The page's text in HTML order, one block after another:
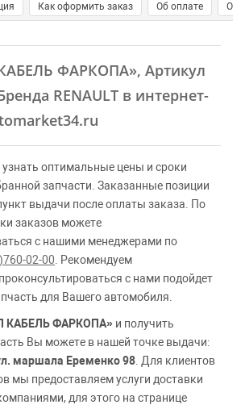
Как оформить заказ Об оплате О
ФАРКОПА», Артикул
RENAULT в интернет-
оптимальные цены и сроки
запчасти. Заказанные позиции
выдачи после оплаты заказа. По
заказов можете
с нашими менеджерами по
02-00 . Рекомендуем
с нами подойдет
для Вашего автомобиля.
КАБЕЛЬ ФАРКОПА» и получить
Вы можете в нашей точке выдачи:
маршала Еременко 98 . Для клиентов
мы предоставляем услуги доставки
для этого на странице